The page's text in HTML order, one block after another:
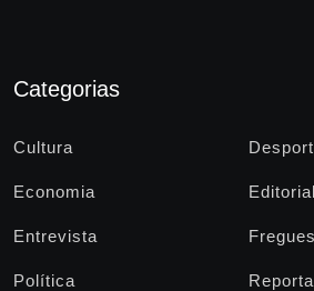
Categorias
Cultura
Economia Editorial
Entrevista
Política